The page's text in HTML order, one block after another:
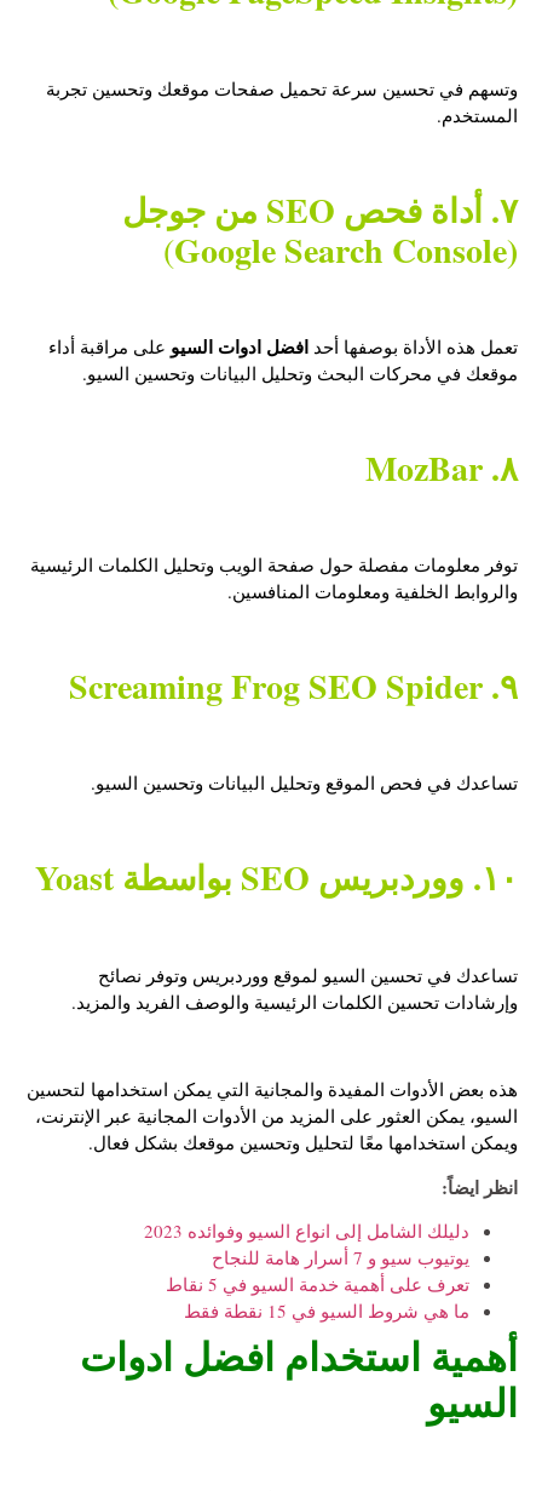
وتسهم في تحسين سرعة تحميل صفحات موقعك وتحسين تجربة
المستخدم.
٧. أداة فحص SEO من جوجل
)
تعمل هذه الأداة بوصفها أحدافضل ادوات السيوعلى مراقبة أداء
موقعك في محركات البحث وتحليل البيانات وتحسين السيو.
توفر معلومات مفصلة حول صفحة الويب وتحليل الكلمات الرئيسية
والروابط الخلفية ومعلومات المنافسين.
تساعدك في فحص الموقع وتحليل البيانات وتحسين السيو.
١٠. ووردبريس SEO بواسطة Yoast
تساعدك في تحسين السيو لموقع ووردبريس وتوفر نصائح
وإرشادات تحسين الكلمات الرئيسية والوصف الفريد والمزيد.
هذه بعض الأدوات المفيدة والمجانية التي يمكن استخدامها لتحسين
السيو، يمكن العثور على المزيد من الأدوات المجانية عبر الإنترنت،
ويمكن استخدامها معًا لتحليل وتحسين موقعك بشكل فعال.
انظر ايضاً:
دليلك الشامل إلى انواع السيو وفوائده 2023
يوتيوب سيو و 7 أسرار هامة للنجاح
تعرف على أهمية خدمة السيو في 5 نقاط
ما هي شروط السيو في 15 نقطة فقط
أهمية استخدامافضل ادوات
السيو